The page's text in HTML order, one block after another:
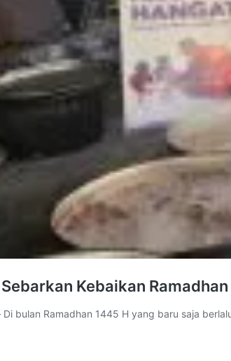
Kebaikan
Di bulan Ramadhan 1445 H yang baru saja